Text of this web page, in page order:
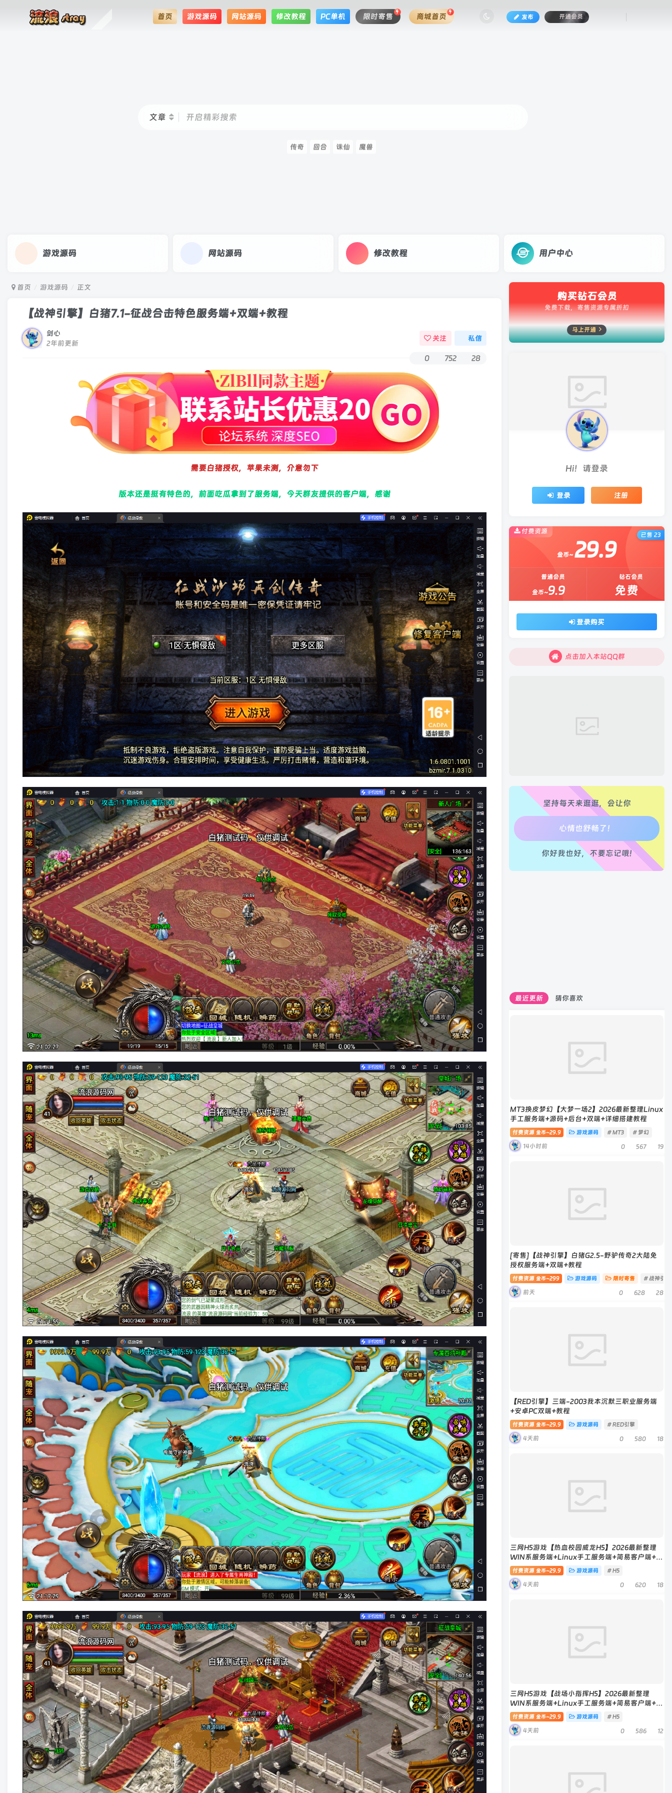
发布 开通会员
首页 游戏源码 网站源码 修改教程 PC单机 限时寄售 商城首页
文章 开启精彩搜索
传奇 回合 诛仙 魔兽
游戏源码 网站源码 修改教程 用户中心
首页 游戏源码 正文
【战神引擎】白猪7.1-征战合击特色服务端+双端+教程
剑心
2年前更新
关注 私信
0 752 28
需要白猪授权，苹果未测，介意勿下
版本还是挺有特色的，前面吃瓜拿到了服务端，今天群友提供的客户端，感谢
购买钻石会员
免费下载，寄售资源专属折扣
马上开通
Hi！请登录
登录 注册
付费资源
金币~ 29.9
普通会员
金币~9.9
钻石会员
免费
登录购买
已售 23
点击加入本站QQ群
坚持每天来逛逛，会让你
心情也舒畅了！
腰也不酸了！
工作也轻松了！
你好我也好，不要忘记哦!
最近更新 猜你喜欢
MT3换皮梦幻【大梦一场2】2026最新整理Linux
手工服务端+源码+后台+双端+详细搭建教程
付费资源 金币~29.9 游戏源码 # MT3 # 梦幻
14小时前 0 567 19
[寄售]【战神引擎】白猪G2.5-野驴传奇2大陆免
授权服务端+双端+教程
付费资源 金币~299 游戏源码 限时寄售 # 战神引擎
前天 0 628 28
【RED引擎】三端-2003我本沉默三职业服务端
+安卓PC双端+教程
付费资源 金币~29.9 游戏源码 # RED引擎
4天前 0 580 18
三网H5游戏【热血校园威龙H5】2026最新整理
WIN系服务端+Linux手工服务端+简易客户端+教
程
付费资源 金币~29.9 游戏源码 # H5
4天前 0 620 18
三网H5游戏【战场小指挥H5】2026最新整理
WIN系服务端+Linux手工服务端+简易客户端+教
程
付费资源 金币~29.9 游戏源码 # H5
4天前 0 586 12